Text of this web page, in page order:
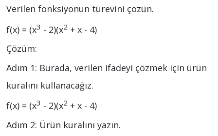
Verilen fonksiyonun türevini çözün.
f(x) = (x3 - 2)(x2 + x - 4)
Çözüm:
Adım 1: Burada, verilen ifadeyi çözmek için ürün
kuralını kullanacağız.
f(x) = (x3 - 2)(x2 + x - 4)
Adım 2: Ürün kuralını yazın.